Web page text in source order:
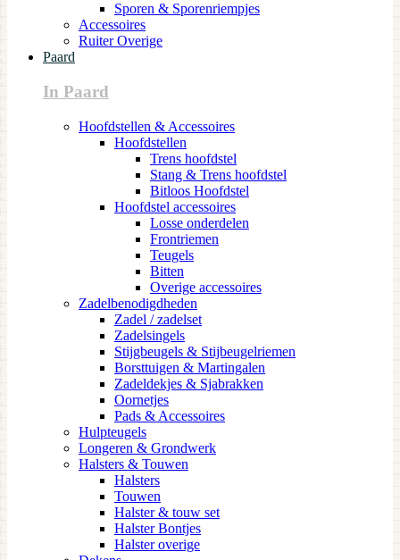
Sporen & Sporenriempjes
Accessoires
Ruiter Overige
Paard
In Paard
Hoofdstellen & Accessoires
Hoofdstellen
Trens hoofdstel
Stang & Trens hoofdstel
Bitloos Hoofdstel
Hoofdstel accessoires
Losse onderdelen
Frontriemen
Teugels
Bitten
Overige accessoires
Zadelbenodigdheden
Zadel / zadelset
Zadelsingels
Stijgbeugels & Stijbeugelriemen
Borsttuigen & Martingalen
Zadeldekjes & Sjabrakken
Oornetjes
Pads & Accessoires
Hulpteugels
Longeren & Grondwerk
Halsters & Touwen
Halsters
Touwen
Halster & touw set
Halster Bontjes
Halster overige